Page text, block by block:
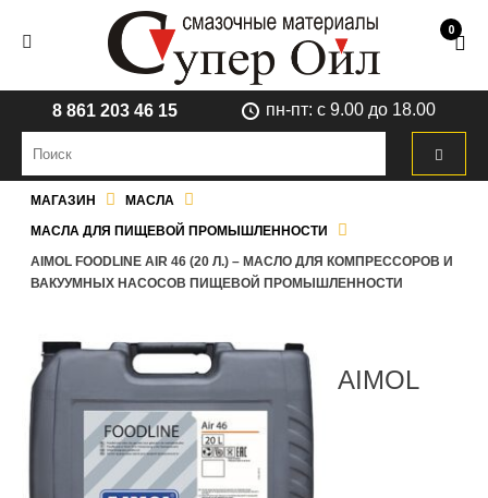
0
8 861 203 46 15 пн-пт: с 9.00 до 18.00
МАГАЗИН
МАСЛА
МАСЛА ДЛЯ ПИЩЕВОЙ ПРОМЫШЛЕННОСТИ
AIMOL FOODLINE AIR 46 (20 Л.) – МАСЛО ДЛЯ КОМПРЕССОРОВ И
ВАКУУМНЫХ НАСОСОВ ПИЩЕВОЙ ПРОМЫШЛЕННОСТИ
AIMOL